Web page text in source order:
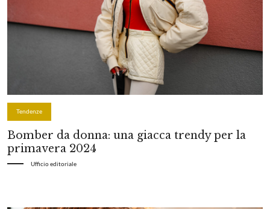
Tendenze
Bomber da donna: una giacca trendy per la
primavera 2024
Ufficio editoriale